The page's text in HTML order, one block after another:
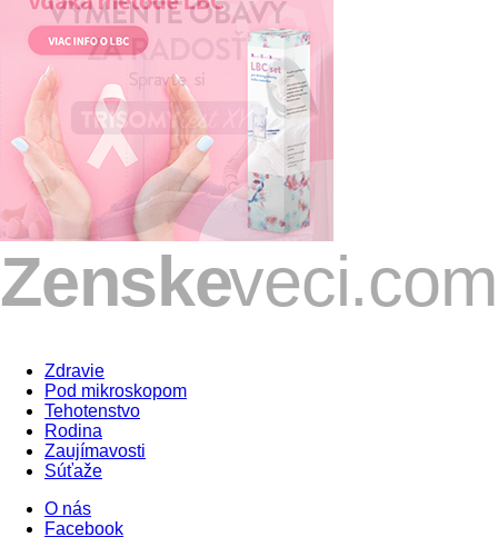
Zdravie
Pod mikroskopom
Tehotenstvo
Rodina
Zaujímavosti
Súťaže
O nás
Facebook